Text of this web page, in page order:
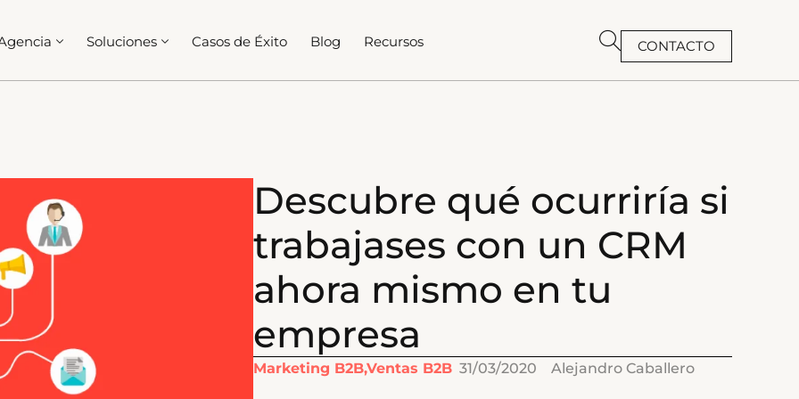
Soluciones Casos de Éxito Blog Recursos CONTACTO
Descubre qué ocurriría si
trabajases con un CRM
ahora mismo en tu
empresa
Marketing B2B,Ventas B2B 31/03/2020 Alejandro Caballero